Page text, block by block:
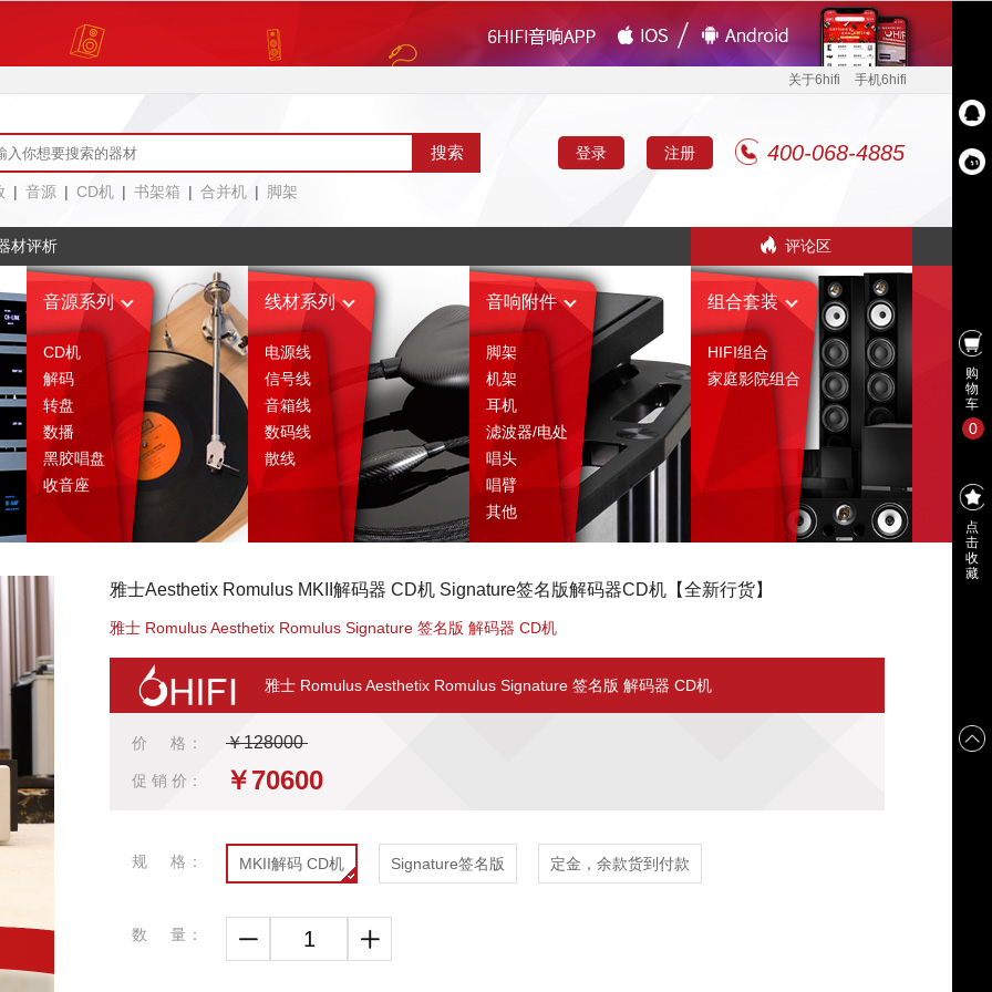
关于6hifi 手机6hifi
| 音源 | CD机 | 书架箱 | 合并机 | 脚架
登录 注册 400-068-4885
材评析 评论区
音源系列
CD机
解码
转盘
数播
黑胶唱盘
收音座
线材系列
电源线
信号线
音箱线
数码线
散线
音响附件
脚架
机架
耳机
滤波器/电处
唱头
唱臂
其他
组合套装
HIFI组合
家庭影院组合
评论区 售后服务
雅士Aesthetix Romulus MKII解码器 CD机 Signature签名版解码器CD机【全新行货】
雅士 Romulus Aesthetix Romulus Signature 签名版 解码器 CD机
雅士 Romulus Aesthetix Romulus Signature 签名版 解码器 CD机
价 格： ￥128000
促 销 价： ￥70600
规 格： MKII解码 CD机 Signature签名版 定金，余款货到付款
数 量：
购
物
车
0
点
击
收
藏